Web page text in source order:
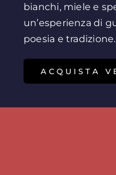
bianchi, miele e
un’esperienza di
poesia e tradizione.
ACQUISTA